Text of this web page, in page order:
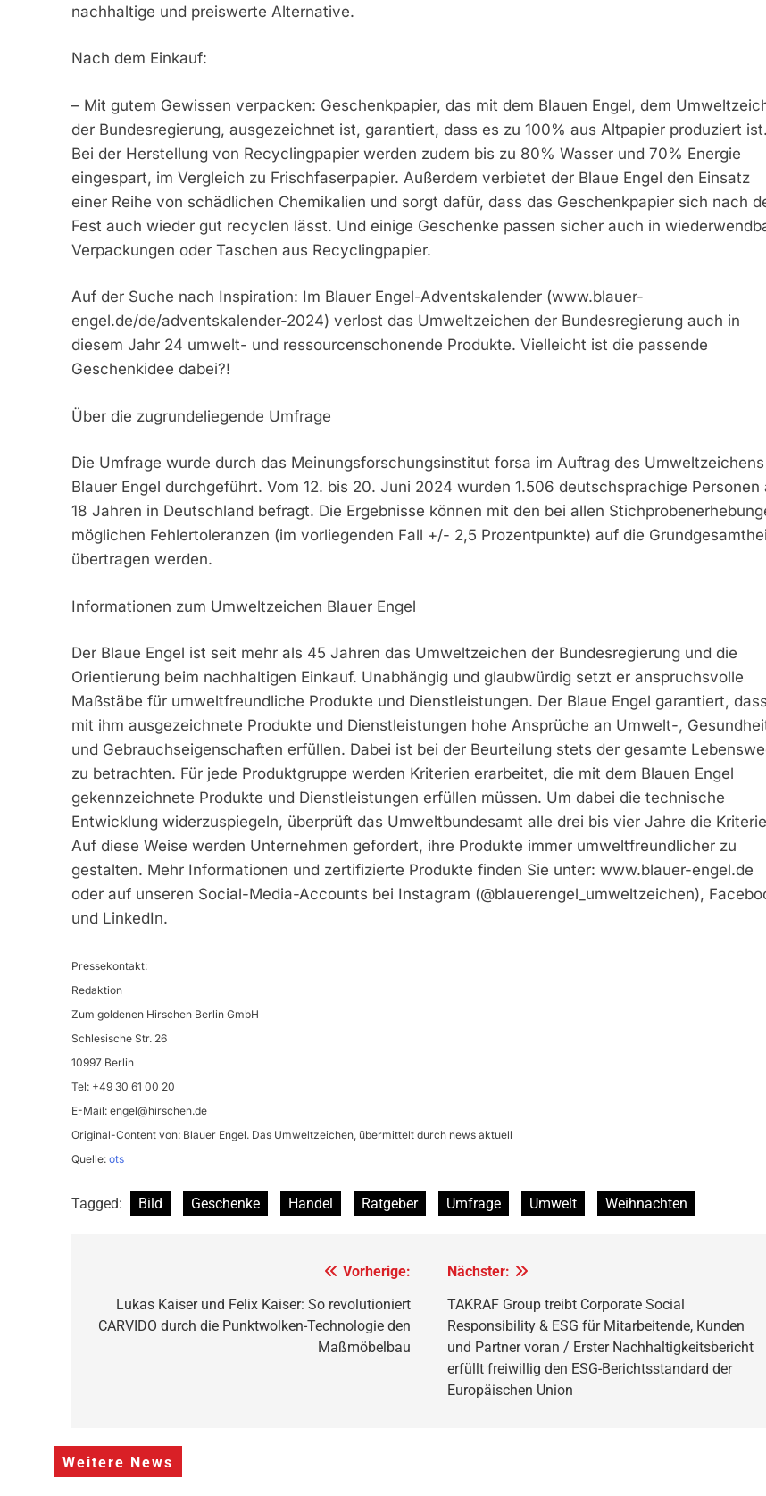
nachhaltige und preiswerte Alternative.
Nach dem Einkauf:
– Mit gutem Gewissen verpacken: Geschenkpapier, das mit dem Blauen Engel, dem
der Bundesregierung, ausgezeichnet ist, garantiert, dass es zu 100% aus Altpapier produziert ist.
Bei der Herstellung von Recyclingpapier werden zudem bis zu 80% Wasser und 70% Energie
eingespart, im Vergleich zu Frischfaserpapier. Außerdem verbietet der Blaue Engel den Einsatz
einer Reihe von schädlichen Chemikalien und sorgt dafür, dass das Geschenkpapier sich nach
Fest auch wieder gut recyclen lässt. Und einige Geschenke passen sicher auch in
Verpackungen oder Taschen aus Recyclingpapier.
Auf der Suche nach Inspiration: Im Blauer Engel-Adventskalender (www.blauer-
engel.de/de/adventskalender-2024) verlost das Umweltzeichen der Bundesregierung auch in
diesem Jahr 24 umwelt- und ressourcenschonende Produkte. Vielleicht ist die passende
Geschenkidee dabei?!
Über die zugrundeliegende Umfrage
Die Umfrage wurde durch das Meinungsforschungsinstitut forsa im Auftrag des Umweltzeichens
Blauer Engel durchgeführt. Vom 12. bis 20. Juni 2024 wurden 1.506 deutschsprachige Personen
18 Jahren in Deutschland befragt. Die Ergebnisse können mit den bei allen
möglichen Fehlertoleranzen (im vorliegenden Fall +/- 2,5 Prozentpunkte) auf die
übertragen werden.
Informationen zum Umweltzeichen Blauer Engel
Der Blaue Engel ist seit mehr als 45 Jahren das Umweltzeichen der Bundesregierung und die
Orientierung beim nachhaltigen Einkauf. Unabhängig und glaubwürdig setzt er anspruchsvolle
Maßstäbe für umweltfreundliche Produkte und Dienstleistungen. Der Blaue Engel garantiert, dass
mit ihm ausgezeichnete Produkte und Dienstleistungen hohe Ansprüche an Umwelt-,
und Gebrauchseigenschaften erfüllen. Dabei ist bei der Beurteilung stets der gesamte
zu betrachten. Für jede Produktgruppe werden Kriterien erarbeitet, die mit dem Blauen Engel
gekennzeichnete Produkte und Dienstleistungen erfüllen müssen. Um dabei die technische
Entwicklung widerzuspiegeln, überprüft das Umweltbundesamt alle drei bis vier Jahre die
Auf diese Weise werden Unternehmen gefordert, ihre Produkte immer umweltfreundlicher zu
gestalten. Mehr Informationen und zertifizierte Produkte finden Sie unter: www.blauer-engel.de
oder auf unseren Social-Media-Accounts bei Instagram (@blauerengel_umweltzeichen),
und LinkedIn.
Pressekontakt:
Redaktion
Zum goldenen Hirschen Berlin GmbH
Schlesische Str. 26
10997 Berlin
Tel: +49 30 61 00 20
E-Mail: engel@hirschen.de
Original-Content von: Blauer Engel. Das Umweltzeichen, übermittelt durch news aktuell
Quelle: ots
Tagged: Bild Geschenke Handel Ratgeber Umfrage Umwelt Weihnachten
Vorherige:
Lukas Kaiser und Felix Kaiser: So revolutioniert
CARVIDO durch die Punktwolken-Technologie den
Maßmöbelbau
Nächster:
TAKRAF Group treibt Corporate Social
Responsibility & ESG für Mitarbeitende, Kunden
und Partner voran / Erster Nachhaltigkeitsbericht
erfüllt freiwillig den ESG-Berichtsstandard der
Europäischen Union
Weitere News